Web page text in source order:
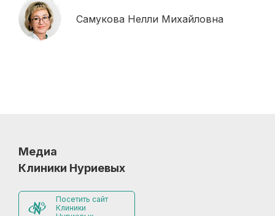
Самукова Нелли Михайловна
Медиа
Клиники Нуриевых
Посетить сайт
Клиники